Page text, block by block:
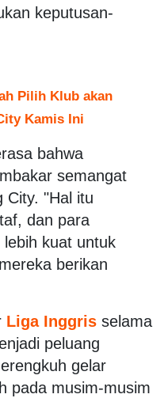
keputusan-
Pilih Klub akan
Kamis Ini
bahwa
semangat
City. "Hal itu
dan para
kuat untuk
berikan
Liga Inggris selama
peluang
gelar
pada musim-musim